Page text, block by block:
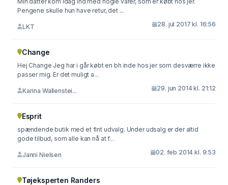
Pengene skulle hun have retur, det ...
LKT 28. jul 2017 kl. 16:56
Change
Hej Change Jeg har i går købt en bh inde hos jer som desværre ikke
passer mig. Er det muligt a...
Karina Wallenstei... 29. jun 2014 kl. 21:12
Esprit
spændende butik med et fint udvalg. Under udsalg er der altid
gode tilbud, som alle kan nå at f...
Janni Nielsen 02. feb 2014 kl. 9:53
Tøjeksperten Randers